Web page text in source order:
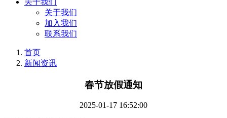
关于我们
加入我们
联系我们
首页
新闻资讯
春节放假通知
2025-01-17 16:52:00